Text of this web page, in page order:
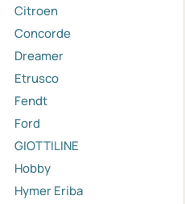
Citroen
Concorde
Dreamer
Etrusco
Fendt
Ford
GIOTTILINE
Hobby
Hymer Eriba